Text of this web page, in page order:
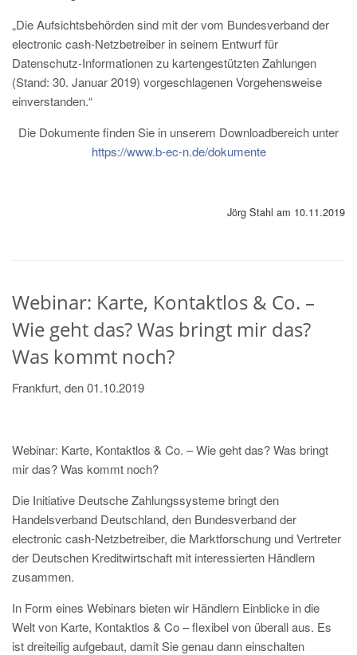
„Die Aufsichtsbehörden sind mit der vom Bundesverband der
electronic cash-Netzbetreiber in seinem Entwurf für
Datenschutz-Informationen zu kartengestützten Zahlungen
(Stand: 30. Januar 2019) vorgeschlagenen Vorgehensweise
einverstanden.“
Die Dokumente finden Sie in unserem Downloadbereich unter
https://www.b-ec-n.de/dokumente
Jörg Stahl am 10.11.2019
Webinar: Karte, Kontaktlos & Co. –
Wie geht das? Was bringt mir das?
Was kommt noch?
Frankfurt, den 01.10.2019
Webinar: Karte, Kontaktlos & Co. – Wie geht das? Was bringt
mir das? Was kommt noch?
Die Initiative Deutsche Zahlungssysteme bringt den
Handelsverband Deutschland, den Bundesverband der
electronic cash-Netzbetreiber, die Marktforschung und Vertreter
der Deutschen Kreditwirtschaft mit interessierten Händlern
zusammen.
In Form eines Webinars bieten wir Händlern Einblicke in die
Welt von Karte, Kontaktlos & Co – flexibel von überall aus. Es
ist dreiteilig aufgebaut, damit Sie genau dann einschalten